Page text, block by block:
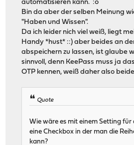
automatisieren kann. :o
Bin da aber der selben Meinung
"Haben und Wissen".
Da ich leider nich viel weiß, liegt
Handy *hust* ::) aber beides an
abspeichern zu lassen, ist glaube
sinnvoll, denn KeePass muss ja
OTP kennen, weiß daher also
Quote
Wie wäre es mit einem Setting für
eine Checkbox in der man die
kann?